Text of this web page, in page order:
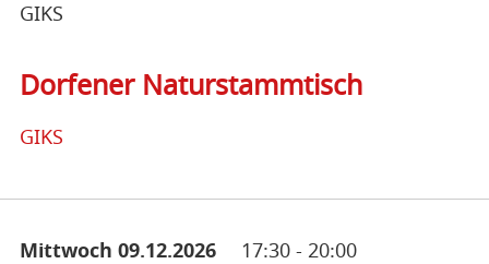
GIKS
Dorfener Naturstammtisch
GIKS
Mittwoch 09.12.2026 17:30 - 20:00